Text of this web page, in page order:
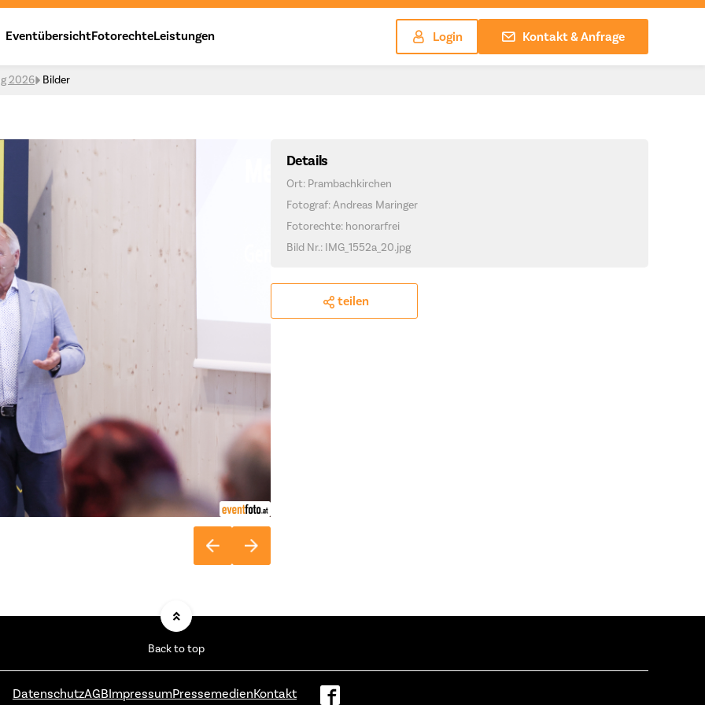
EventübersichtFotorechteLeistungen Login Kontakt & Anfrage
2026 Bilder
Details
Ort: Prambachkirchen
Fotograf: Andreas Maringer
Fotorechte: honorarfrei
Bild Nr.: IMG_1552a_20.jpg
teilen
Back to top
DatenschutzAGBImpressumPressemedienKontakt